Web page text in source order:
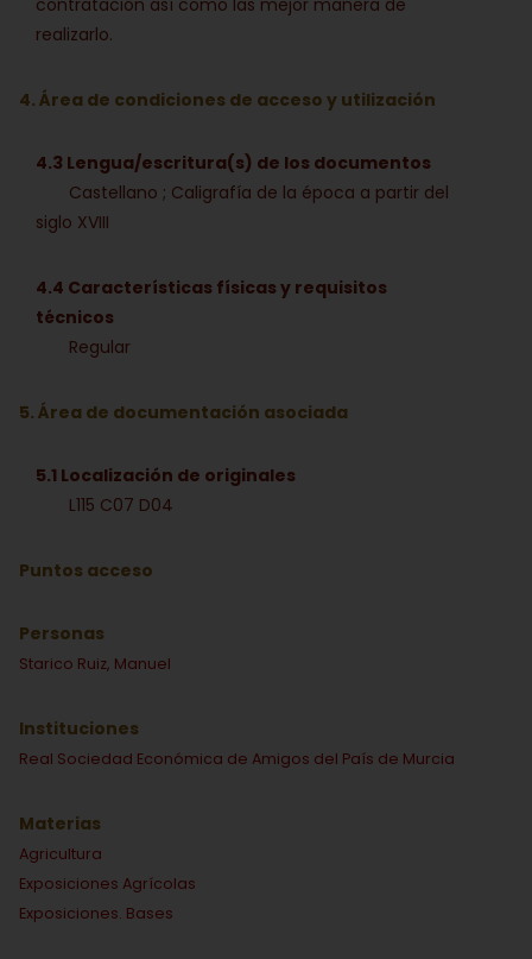
realizarlo.
4. Área de condiciones de acceso y utilización
4.3 Lengua/escritura(s) de los documentos
Castellano ; Caligrafía de la época a partir del
siglo XVIII
4.4 Características físicas y requisitos
técnicos
Regular
5. Área de documentación asociada
5.1 Localización de originales
L115 C07 D04
Puntos acceso
Personas
Starico Ruiz, Manuel
Instituciones
Real Sociedad Económica de Amigos del País de Murcia
Materias
Agricultura
Exposiciones Agrícolas
Exposiciones. Bases